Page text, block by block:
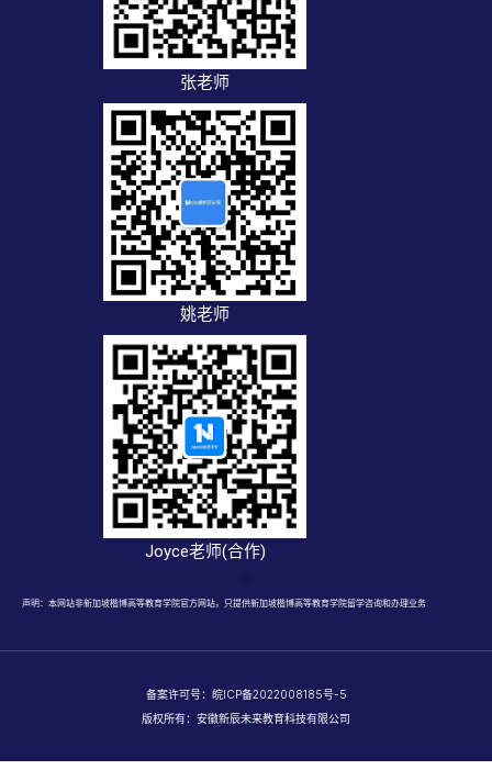
张老师
姚老师
Joyce老师(合作)
声明：本网站非新加坡楷博高等教育学院官方网站，只提供新加坡楷博高等教育学院留学咨询和办理业务.
备案许可号： 皖ICP备2022008185号-5
版权所有：安徽新辰未来教育科技有限公司